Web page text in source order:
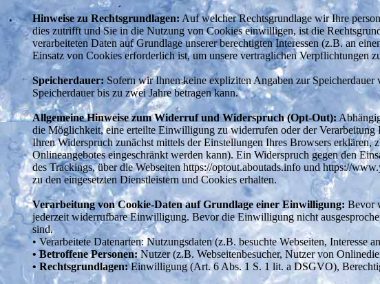
Hinweise zu Rechtsgrundlagen: Auf welcher Rechtsgrundlage wir Ihre
dies zutrifft und Sie in die Nutzung von Cookies einwilligen, ist die
verarbeiteten Daten auf Grundlage unserer berechtigten Interessen (z.B. an
Einsatz von Cookies erforderlich ist, um unsere vertraglichen Verpflichtungen
Speicherdauer: Sofern wir Ihnen keine expliziten Angaben zur
Speicherdauer bis zu zwei Jahre betragen kann.
Allgemeine Hinweise zum Widerruf und Widerspruch (Opt-Out):
die Möglichkeit, eine erteilte Einwilligung zu widerrufen oder der Verarbeitung
Ihren Widerspruch zunächst mittels der Einstellungen Ihres Browsers
Onlineangebotes eingeschränkt werden kann). Ein Widerspruch gegen den
des Trackings, über die Webseiten https://optout.aboutads.info und https://
zu den eingesetzten Dienstleistern und Cookies erhalten.
Verarbeitung von Cookie-Daten auf Grundlage einer Einwilligung: Bevor
jederzeit widerrufbare Einwilligung. Bevor die Einwilligung nicht
sind.
• Verarbeitete Datenarten: Nutzungsdaten (z.B. besuchte Webseiten,
• Betroffene Personen:Nutzer (z.B. Webseitenbesucher, Nutzer von
• Rechtsgrundlagen:Einwilligung (Art. 6 Abs. 1 S. 1 lit. a DSGVO),